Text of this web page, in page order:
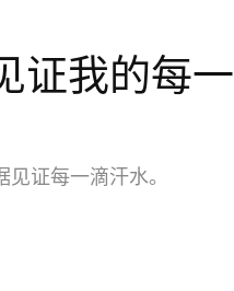
证我的每一
证每一滴汗水。